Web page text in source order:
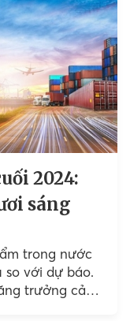
2024:
sáng
trong nước
so với dự báo.
trưởng cả